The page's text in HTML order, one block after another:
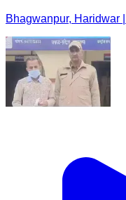
Bhagwanpur, Haridwar